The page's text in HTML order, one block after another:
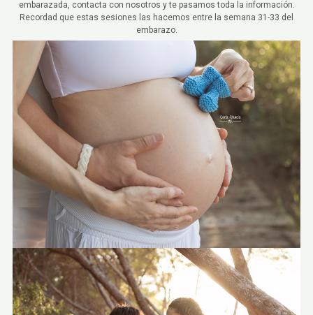
embarazada, contacta con nosotros y te pasamos toda la información.
Recordad que estas sesiones las hacemos entre la semana 31-33 del
embarazo.